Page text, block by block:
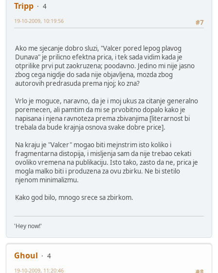
Tripp
4
#7
19-10-2009, 10:19:56
Ako me sjecanje dobro sluzi, "Valcer pored lepog plavog
Dunava" je prilicno efektna prica, i tek sada vidim kada je
otprilike prvi put zaokruzena; poodavno. Jedino mi nije jasno
zbog cega nigdje do sada nije objavljena, mozda zbog
autorovih predrasuda prema njoj; ko zna?
Vrlo je moguce, naravno, da je i moj ukus za citanje generalno
poremecen, ali pamtim da mi se prvobitno dopalo kako je
napisana i njena ravnoteza prema zbivanjima [literarnost bi
trebala da bude krajnja osnova svake dobre price].
Na kraju je "Valcer" mogao biti mejnstrim isto koliko i
fragmentarna distopija, i misljenja sam da nije trebao cekati
ovoliko vremena na publikaciju. Isto tako, zasto da ne, prica je
mogla malko biti i produzena za ovu zbirku. Ne bi stetilo
njenom minimalizmu.
Kako god bilo, mnogo srece sa zbirkom.
'Hey now!'
Ghoul
4
19-10-2009, 11:20:46